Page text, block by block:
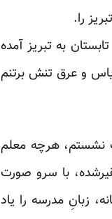
را.‏
به ‏تبریز آمده
‏و عرق تنش برتنم
نشستم، ‏هرچه معلم
با سرو صورت
زبانِ مدرسه را یاد